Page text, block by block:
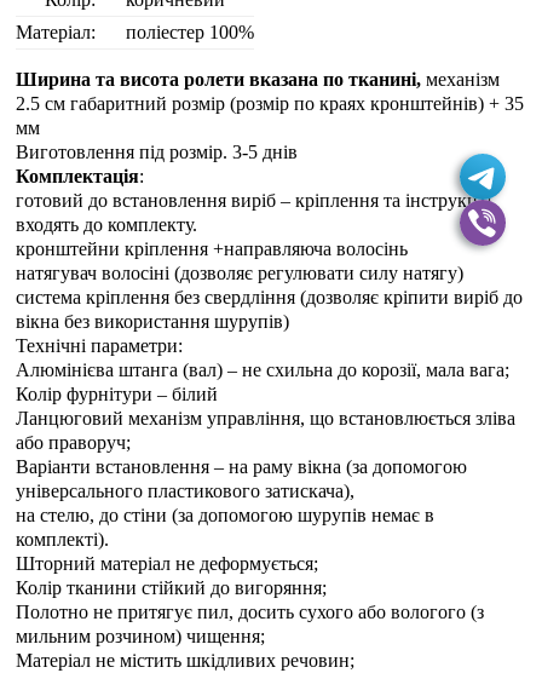
Матеріал:
поліестер 100%
Ширина та висота ролети вказана по тканині, механізм
2.5 см габаритний розмір (розмір по краях кронштейнів) + 35
мм
Виготовлення під розмір. 3-5 днiв
Комплектація:
готовий до встановлення виріб – кріплення та інструкція
входять до комплекту.
кронштейни кріплення +направляюча волосінь
натягувач волосіні (дозволяє регулювати силу натягу)
система кріплення без свердління (дозволяє кріпити виріб до
вікна без використання шурупів)
Технічні параметри:
Алюмінієва штанга (вал) – не схильна до корозії, мала вага;
Колір фурнітури – білий
Ланцюговий механізм управління, що встановлюється зліва
або праворуч;
Варіанти встановлення – на раму вікна (за допомогою
універсального пластикового затискача),
на стелю, до стіни (за допомогою шурупів немає в
комплекті).
Шторний матеріал не деформується;
Колір тканини стійкий до вигоряння;
Полотно не притягує пил, досить сухого або вологого (з
мильним розчином) чищення;
Матеріал не містить шкідливих речовин;